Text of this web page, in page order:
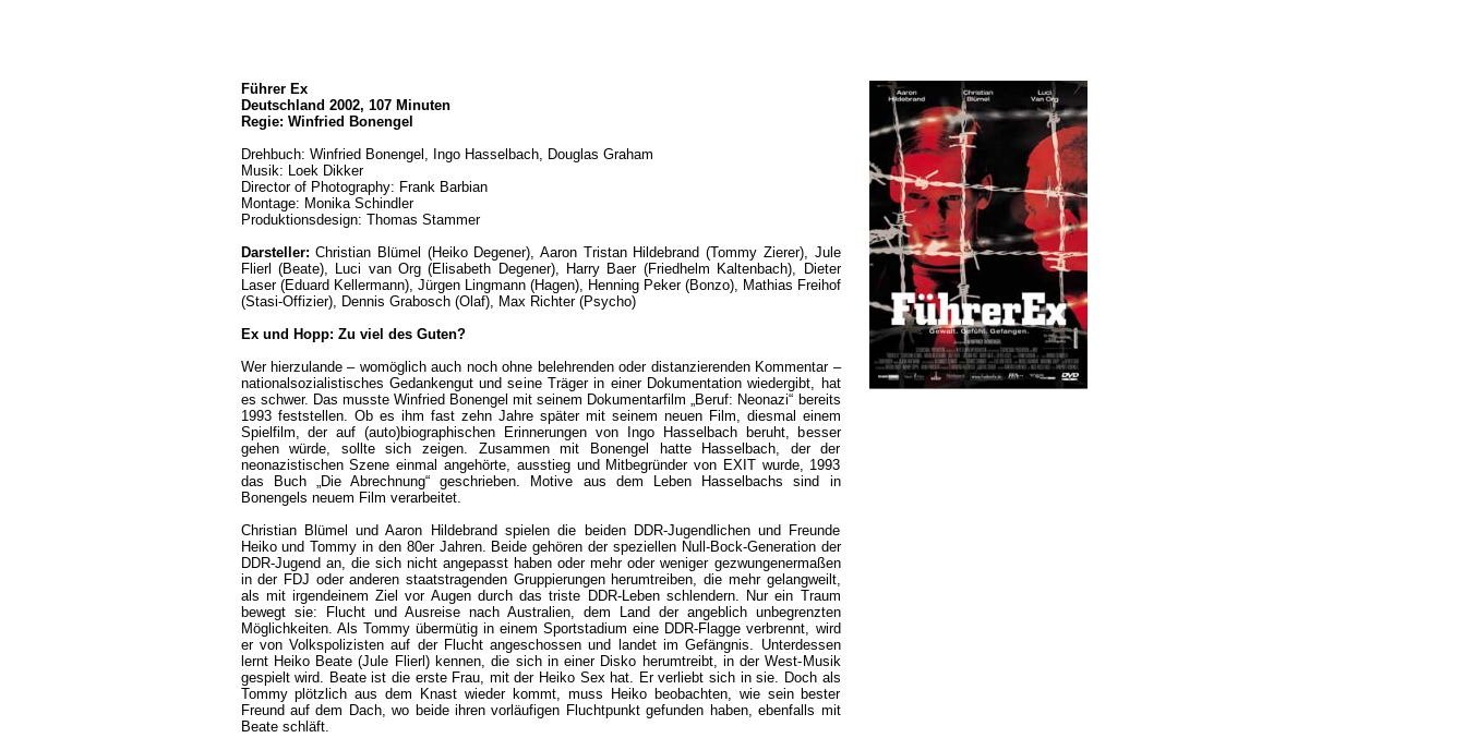
Führer Ex
Deutschland 2002, 107 Minuten
Regie: Winfried Bonengel
Drehbuch: Winfried Bonengel, Ingo Hasselbach, Douglas Graham
Musik: Loek Dikker
Director of Photography: Frank Barbian
Montage: Monika Schindler
Produktionsdesign: Thomas Stammer
Darsteller: Christian Blümel (Heiko Degener), Aaron Tristan Hildebrand (Tommy Zierer), Jule
Flierl (Beate), Luci van Org (Elisabeth Degener), Harry Baer (Friedhelm Kaltenbach), Dieter
Laser (Eduard Kellermann), Jürgen Lingmann (Hagen), Henning Peker (Bonzo), Mathias Freihof
(Stasi-Offizier), Dennis Grabosch (Olaf), Max Richter (Psycho)
Ex und Hopp: Zu viel des Guten?
Wer hierzulande – womöglich auch noch ohne belehrenden oder distanzierenden Kommentar –
nationalsozialistisches Gedankengut und seine Träger in einer Dokumentation wiedergibt, hat
es schwer. Das musste Winfried Bonengel mit seinem Dokumentarfilm „Beruf: Neonazi“ bereits
1993 feststellen. Ob es ihm fast zehn Jahre später mit seinem neuen Film, diesmal einem
Spielfilm, der auf (auto)biographischen Erinnerungen von Ingo Hasselbach beruht, besser
gehen würde, sollte sich zeigen. Zusammen mit Bonengel hatte Hasselbach, der der
neonazistischen Szene einmal angehörte, ausstieg und Mitbegründer von EXIT wurde, 1993
das Buch „Die Abrechnung“ geschrieben. Motive aus dem Leben Hasselbachs sind in
Bonengels neuem Film verarbeitet.
Christian Blümel und Aaron Hildebrand spielen die beiden DDR-Jugendlichen und Freunde
Heiko und Tommy in den 80er Jahren. Beide gehören der speziellen Null-Bock-Generation der
DDR-Jugend an, die sich nicht angepasst haben oder mehr oder weniger gezwungenermaßen
in der FDJ oder anderen staatstragenden Gruppierungen herumtreiben, die mehr gelangweilt,
als mit irgendeinem Ziel vor Augen durch das triste DDR-Leben schlendern. Nur ein Traum
bewegt sie: Flucht und Ausreise nach Australien, dem Land der angeblich unbegrenzten
Möglichkeiten. Als Tommy übermütig in einem Sportstadium eine DDR-Flagge verbrennt, wird
er von Volkspolizisten auf der Flucht angeschossen und landet im Gefängnis. Unterdessen
lernt Heiko Beate (Jule Flierl) kennen, die sich in einer Disko herumtreibt, in der West-Musik
gespielt wird. Beate ist die erste Frau, mit der Heiko Sex hat. Er verliebt sich in sie. Doch als
Tommy plötzlich aus dem Knast wieder kommt, muss Heiko beobachten, wie sein bester
Freund auf dem Dach, wo beide ihren vorläufigen Fluchtpunkt gefunden haben, ebenfalls mit
Beate schläft.